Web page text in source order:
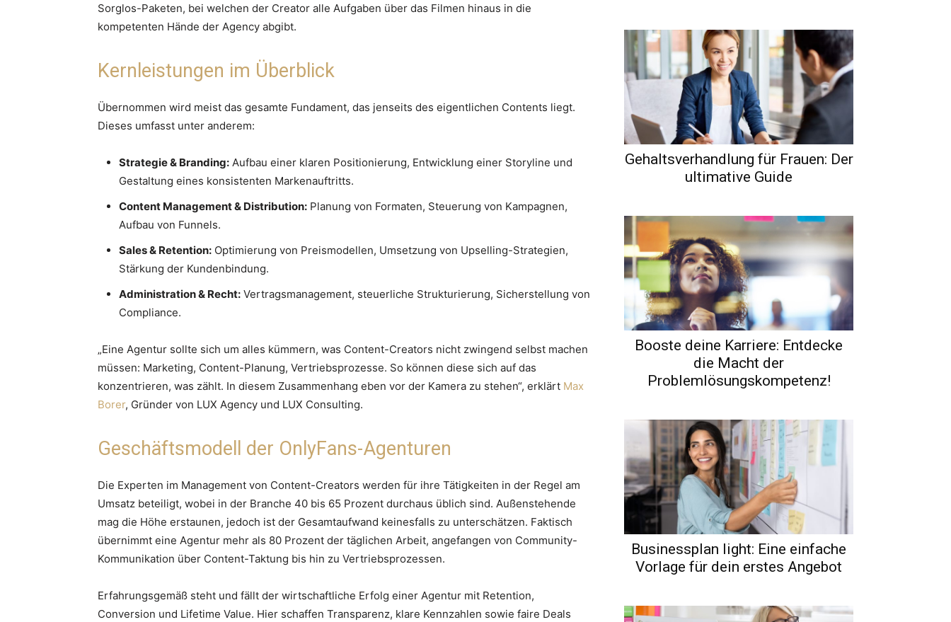
Sorglos-Paketen, bei welchen der Creator alle Aufgaben über das Filmen hinaus in die
kompetenten Hände der Agency abgibt.
Kernleistungen im Überblick
Übernommen wird meist das gesamte Fundament, das jenseits des eigentlichen Contents liegt.
Dieses umfasst unter anderem:
Strategie & Branding: Aufbau einer klaren Positionierung, Entwicklung einer Storyline und
Gestaltung eines konsistenten Markenauftritts.
Content Management & Distribution: Planung von Formaten, Steuerung von Kampagnen,
Aufbau von Funnels.
Sales & Retention: Optimierung von Preismodellen, Umsetzung von Upselling-Strategien,
Stärkung der Kundenbindung.
Administration & Recht: Vertragsmanagement, steuerliche Strukturierung, Sicherstellung von
Compliance.
„Eine Agentur sollte sich um alles kümmern, was Content-Creators nicht zwingend selbst machen
müssen: Marketing, Content-Planung, Vertriebsprozesse. So können diese sich auf das
konzentrieren, was zählt. In diesem Zusammenhang eben vor der Kamera zu stehen“, erklärt Max
Borer, Gründer von LUX Agency und LUX Consulting.
Geschäftsmodell der OnlyFans-Agenturen
Die Experten im Management von Content-Creators werden für ihre Tätigkeiten in der Regel am
Umsatz beteiligt, wobei in der Branche 40 bis 65 Prozent durchaus üblich sind. Außenstehende
mag die Höhe erstaunen, jedoch ist der Gesamtaufwand keinesfalls zu unterschätzen. Faktisch
übernimmt eine Agentur mehr als 80 Prozent der täglichen Arbeit, angefangen von Community-
Kommunikation über Content-Taktung bis hin zu Vertriebsprozessen.
Erfahrungsgemäß steht und fällt der wirtschaftliche Erfolg einer Agentur mit Retention,
Conversion und Lifetime Value. Hier schaffen Transparenz, klare Kennzahlen sowie faire Deals
Gehaltsverhandlung für Frauen: Der
ultimative Guide
Booste deine Karriere: Entdecke
die Macht der
Problemlösungskompetenz!
Businessplan light: Eine einfache
Vorlage für dein erstes Angebot